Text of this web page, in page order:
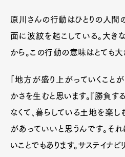
原川さんの行動はひとりの人間
面に波紋を起こしている。大き
から。この行動の意味はとても大
「地方が盛り上がっていくこと
かさを生むと思います。『勝負
なくて、暮らしている土地を楽
があっていいと思うんです。そ
いことでもあります。サステイナ